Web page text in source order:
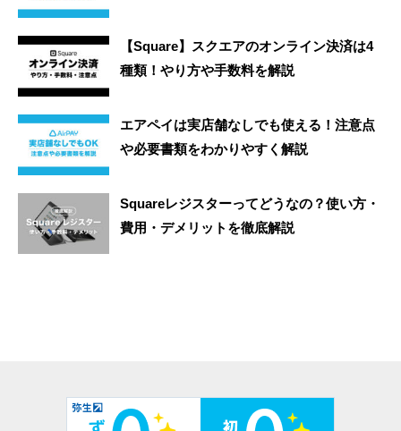
【Square】スクエアのオンライン決済は4
種類！やり方や手数料を解説
エアペイは実店舗なしでも使える！注意点
や必要書類をわかりやすく解説
Squareレジスターってどうなの？使い方・
費用・デメリットを徹底解説